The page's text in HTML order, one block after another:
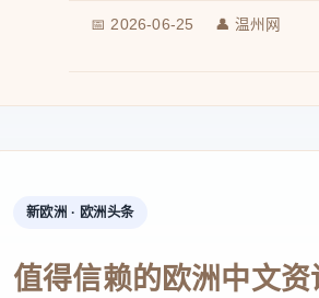
📅 2026-06-25 👤 温州网
新欧洲 · 欧洲头条
值得信赖的欧洲中文资